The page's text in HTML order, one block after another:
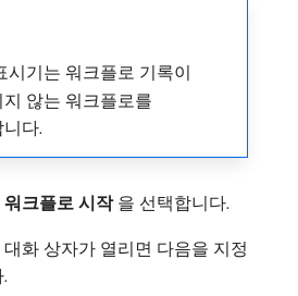
시기는 워크플로 기록이
지 않는 워크플로를
다.
워크플로 시작​을 선택합니다.
화 상자가 열리면 다음을 지정